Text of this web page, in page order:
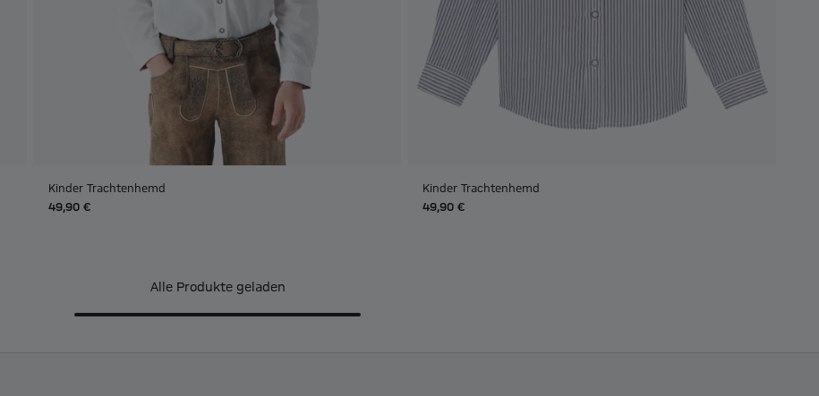
Kinder Trachtenhemd
49,90 €
Kinder Trachtenhemd
49,90 €
Alle Produkte geladen